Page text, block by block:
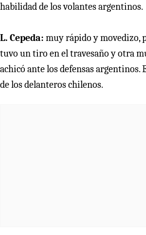
habilidad de los volantes argentinos.
L. Cepeda: muy rápido y movedizo,
tuvo un tiro en el travesaño y otra
achicó ante los defensas argentinos.
de los delanteros chilenos.